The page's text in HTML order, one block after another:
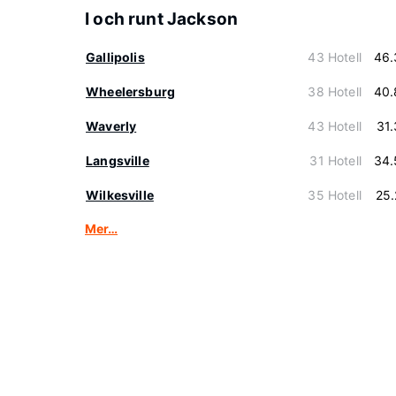
I och runt Jackson
Gallipolis 43 Hotell
Wheelersburg 38 Hotell
Waverly 43 Hotell
Langsville 31 Hotell
Wilkesville 35 Hotell
Mer…